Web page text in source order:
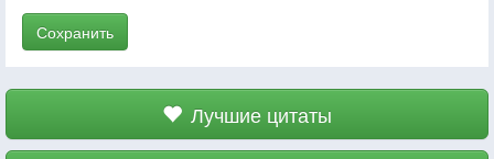
Сохранить
Лучшие цитаты